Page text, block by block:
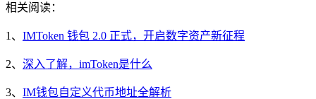
相关阅读：
1、 IMToken 钱包 2.0 正式，开启数字资产新征程
2、 深入了解，imToken是什么
3、 IM钱包自定义代币地址全解析